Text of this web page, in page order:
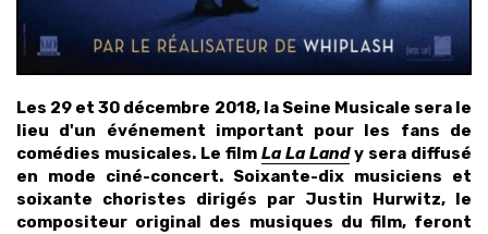
Les 29 et 30 décembre 2018, la Seine Musicale sera le
lieu d'un événement important pour les fans de
comédies musicales. Le film La La Landy sera diffusé
en mode ciné-concert. Soixante-dix musiciens et
soixante choristes dirigés par Justin Hurwitz, le
compositeur original des musiques du film, feront